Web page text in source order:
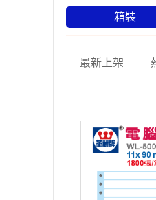
箱裝
最新上架